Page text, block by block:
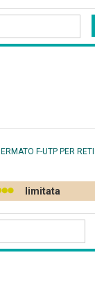
F-UTP PER
limitata